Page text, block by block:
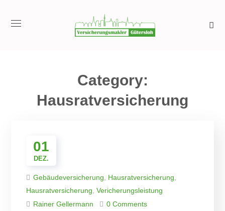
Category:
Hausratversicherung
01
DEZ.
Gebäudeversicherung Hausratversicherung
Hausratversicherung ,Vericherungsleistung
Rainer Gellermann
0 Comments